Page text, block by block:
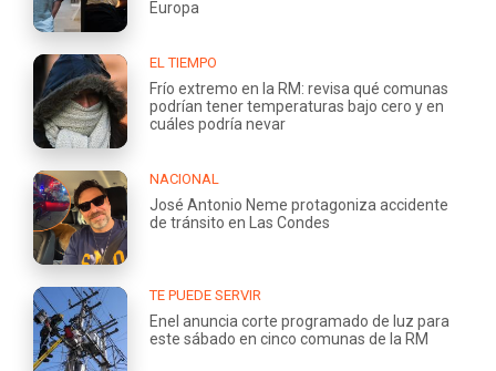
Europa
EL TIEMPO
Frío extremo en la RM: revisa qué comunas
podrían tener temperaturas bajo cero y en
cuáles podría nevar
NACIONAL
José Antonio Neme protagoniza accidente
de tránsito en Las Condes
TE PUEDE SERVIR
Enel anuncia corte programado de luz para
este sábado en cinco comunas de la RM